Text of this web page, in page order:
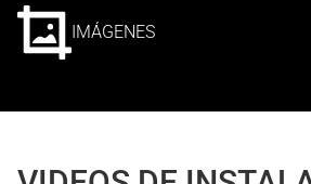
IMÁGENES